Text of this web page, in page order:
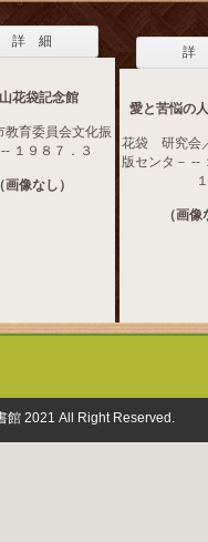
詳 細
花袋記念館
教育委員会文化振
１９８７．３
（画像なし）
詳
愛と苦悩の
花袋 研究会
版センタ－ --
１
（画像
館 2021 All Right Reserved.